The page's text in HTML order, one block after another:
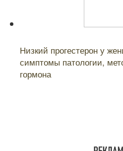
Низкий прогестерон у
симптомы патологии,
гормона